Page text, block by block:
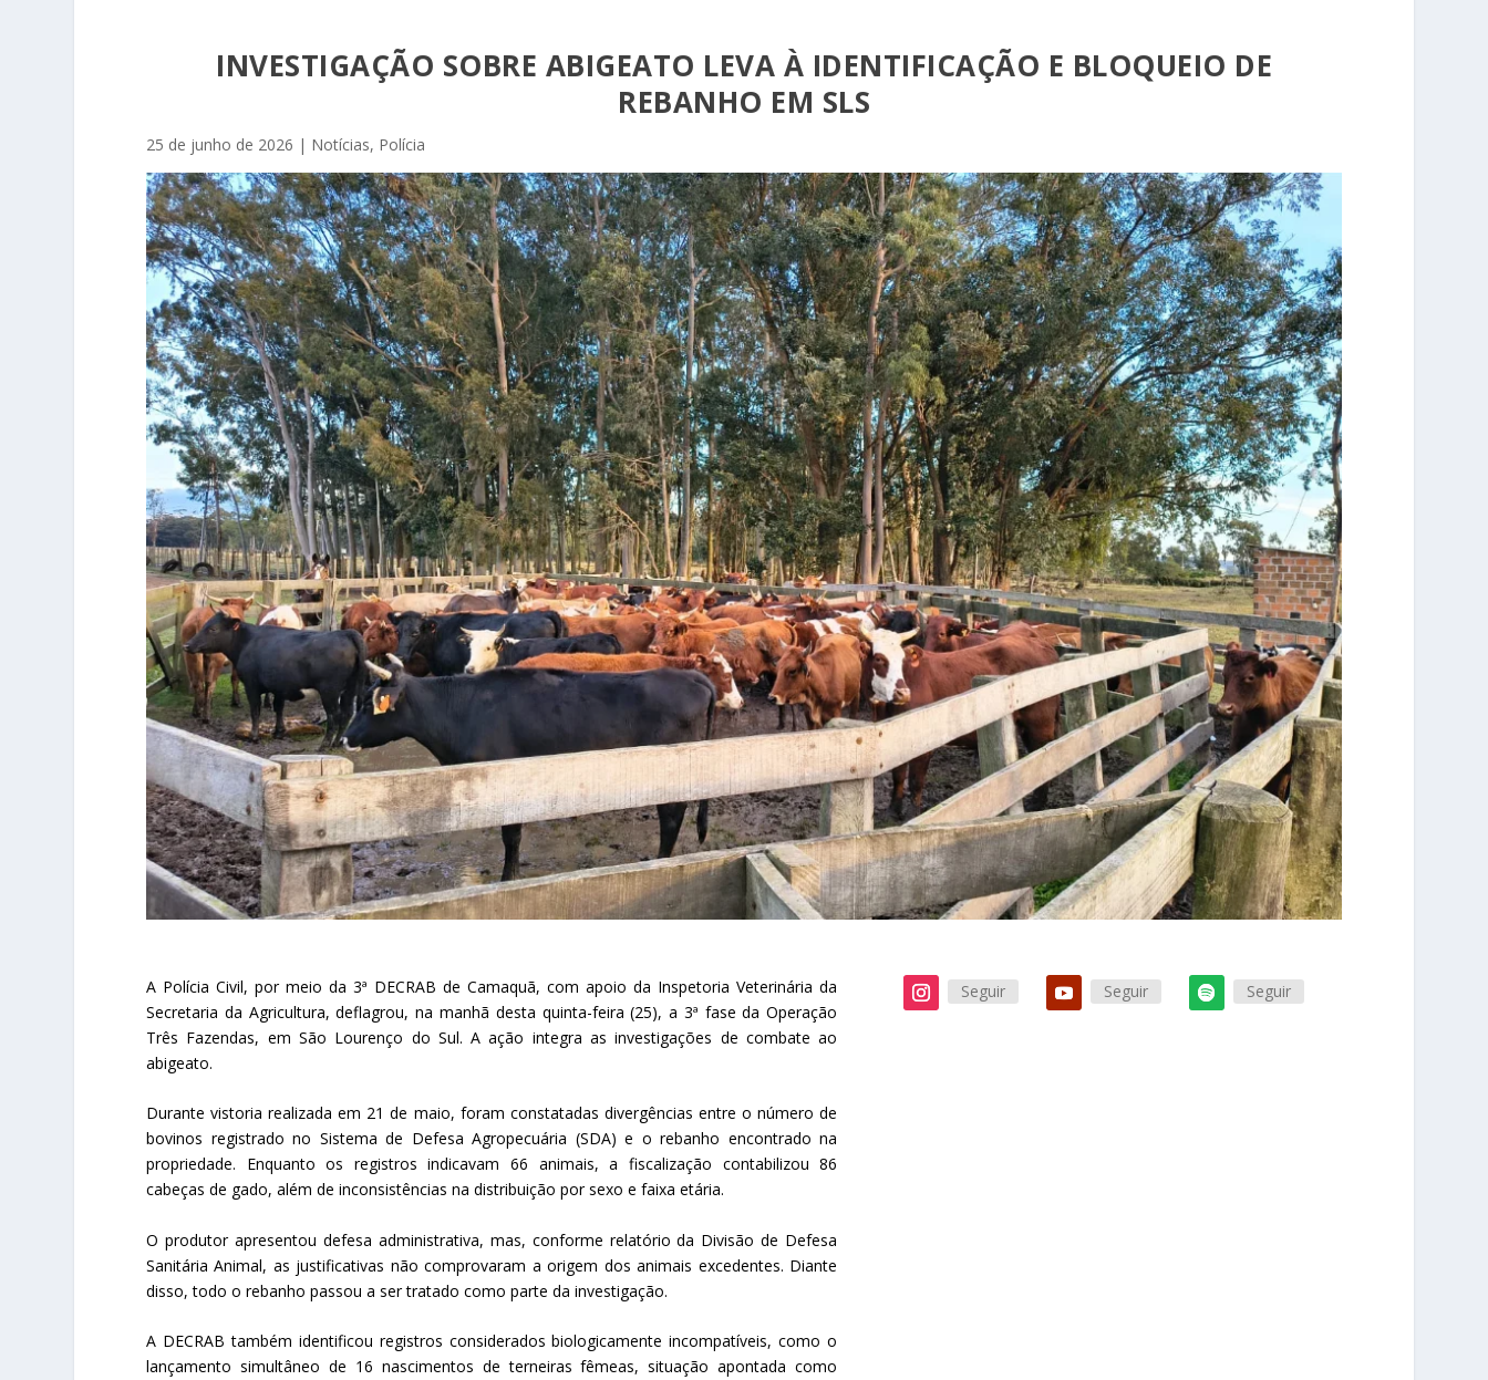
INVESTIGAÇÃO SOBRE ABIGEATO LEVA À IDENTIFICAÇÃO E BLOQUEIO DE
REBANHO EM SLS
25 de junho de 2026 | Notícias, Polícia
A Polícia Civil, por meio da 3ª DECRAB de Camaquã, com apoio da Inspetoria Veterinária da
Secretaria da Agricultura, deflagrou, na manhã desta quinta-feira (25), a 3ª fase da Operação
Três Fazendas, em São Lourenço do Sul. A ação integra as investigações de combate ao
abigeato.
Durante vistoria realizada em 21 de maio, foram constatadas divergências entre o número de
bovinos registrado no Sistema de Defesa Agropecuária (SDA) e o rebanho encontrado na
propriedade. Enquanto os registros indicavam 66 animais, a fiscalização contabilizou 86
cabeças de gado, além de inconsistências na distribuição por sexo e faixa etária.
O produtor apresentou defesa administrativa, mas, conforme relatório da Divisão de Defesa
Sanitária Animal, as justificativas não comprovaram a origem dos animais excedentes. Diante
disso, todo o rebanho passou a ser tratado como parte da investigação.
A DECRAB também identificou registros considerados biologicamente incompatíveis, como o
lançamento simultâneo de 16 nascimentos de terneiras fêmeas, situação apontada como
Seguir Seguir Seguir